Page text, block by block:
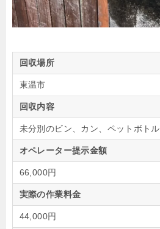
回収場所
東温市
回収内容
未分別のビン、カン、ペットボト
オペレーター提示金額
66,000円
実際の作業料金
44,000円